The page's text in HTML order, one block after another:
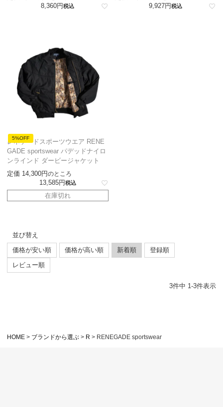
8,360 税込 9,927 税込
5%OFF
レネゲードスポーツウエア RENE
GADE sportswear パデッドナイロ
ンラインド ダービージャケット
定価 14,300 のところ
13,585 税込
在庫切れ
並び替え
価格が安い順
価格が高い順 新着順
登録順
レビュー順
3件中 1 -3件表示
HOME ブランドから選ぶ R RENEGADE sportswear